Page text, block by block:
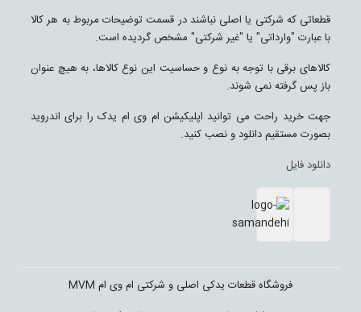
قطعاتی که شرکتی یا اصلی نباشند در قسمت توضیحات مربوط به هر کالا
با عبارت "وارداتی" یا "غیر شرکتی" مشخص گردیده است.
کالاهای برقی با توجه به نوع و حساسیت این نوع کالاها، به هیچ عنوان
باز پس گرفته نمی شوند.
جهت خرید راحت می توانید اپلیکیشن ام وی ام یدک را برای اندروید
بصورت مستقیم دانلود و نصب کنید.
دانلود فایل
فروشگاه قطعات یدکی اصلی و شرکتی ام وی ام MVM